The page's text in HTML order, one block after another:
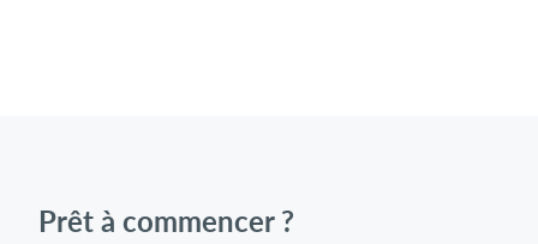
Prêt à commencer ?